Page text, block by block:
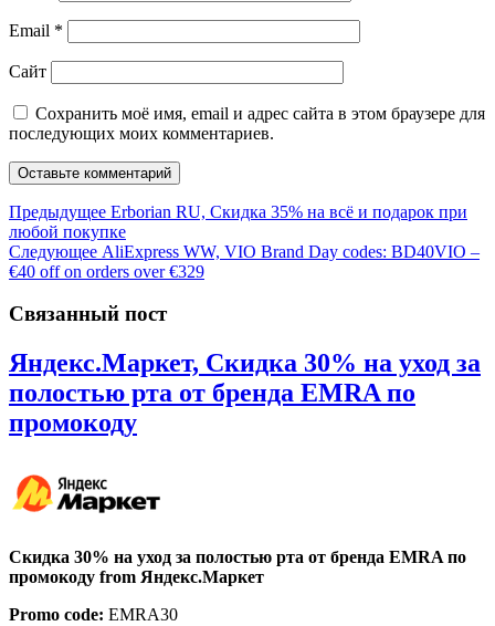
Email *
Сайт
Сохранить моё имя, email и адрес сайта в этом браузере для
последующих моих комментариев.
Навигация
по
записям
Предыдущее Предыдущая
запись:
Erborian RU, Скидка 35% на всё и подарок при
любой покупке
Следующее Следующая
запись:
AliExpress WW, VIO Brand Day codes: BD40VIO –
€40 off on orders over €329
Связанный пост
Яндекс.Маркет, Скидка 30% на уход за
полостью рта от бренда EMRA по
промокодуЯндекс.Маркет,
на
за
полостью
Скидка 30% на уход за полостью рта от бренда EMRA по
промокоду from Яндекс.Маркет
Promo code: EMRA30